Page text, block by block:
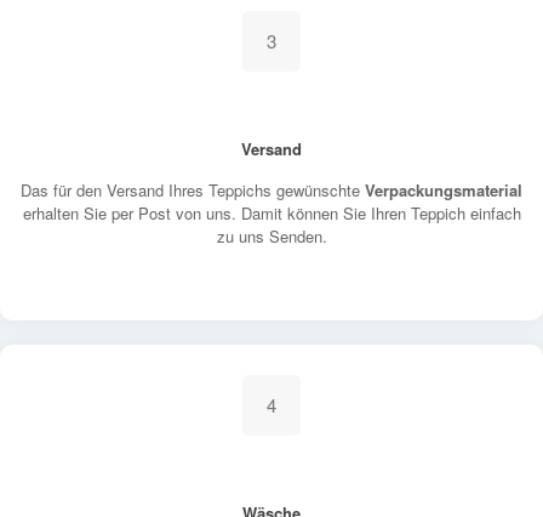
3
Versand
Das für den Versand Ihres Teppichs gewünschte Verpackungsmaterial
erhalten Sie per Post von uns. Damit können Sie Ihren Teppich einfach
zu uns Senden.
4
Wäsche